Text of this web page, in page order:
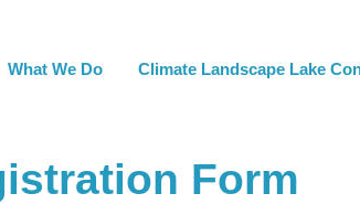
What We Do Climate Landscape Lake
Form